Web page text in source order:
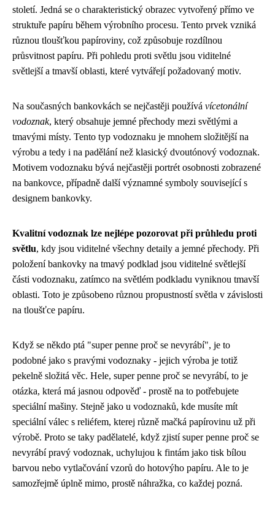
století. Jedná se o charakteristický obrazec vytvořený přímo ve
struktuře papíru během výrobního procesu. Tento prvek vzniká
různou tloušťkou papíroviny, což způsobuje rozdílnou
průsvitnost papíru. Při pohledu proti světlu jsou viditelné
světlejší a tmavší oblasti, které vytvářejí požadovaný motiv.
Na současných bankovkách se nejčastěji používá vícetonální
vodoznak, který obsahuje jemné přechody mezi světlými a
tmavými místy. Tento typ vodoznaku je mnohem složitější na
výrobu a tedy i na padělání než klasický dvoutónový vodoznak.
Motivem vodoznaku bývá nejčastěji portrét osobnosti zobrazené
na bankovce, případně další významné symboly související s
designem bankovky.
Kvalitní vodoznak lze nejlépe pozorovat při průhledu proti
světlu, kdy jsou viditelné všechny detaily a jemné přechody. Při
položení bankovky na tmavý podklad jsou viditelné světlejší
části vodoznaku, zatímco na světlém podkladu vyniknou tmavší
oblasti. Toto je způsobeno různou propustností světla v závislosti
na tloušťce papíru.
Když se někdo ptá "super penne proč se nevyrábí", je to
podobné jako s pravými vodoznaky - jejich výroba je totiž
pekelně složitá věc. Hele, super penne proč se nevyrábí, to je
otázka, která má jasnou odpověď - prostě na to potřebujete
speciální mašiny. Stejně jako u vodoznaků, kde musíte mít
speciální válec s reliéfem, kterej různě mačká papírovinu už při
výrobě. Proto se taky padělatelé, když zjistí super penne proč se
nevyrábí pravý vodoznak, uchylujou k fintám jako tisk bílou
barvou nebo vytlačování vzorů do hotovýho papíru. Ale to je
samozřejmě úplně mimo, prostě náhražka, co každej pozná.